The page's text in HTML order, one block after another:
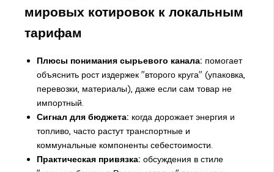
мировых котировок к локальным
тарифам
Плюсы понимания сырьевого канала: помогает
объяснить рост издержек "второго круга" (упаковка,
перевозки, материалы), даже если сам товар не
импортный.
Сигнал для бюджета: когда дорожает энергия и
топливо, часто растут транспортные и
коммунальные компоненты себестоимости.
Практическая привязка: обсуждения в стиле